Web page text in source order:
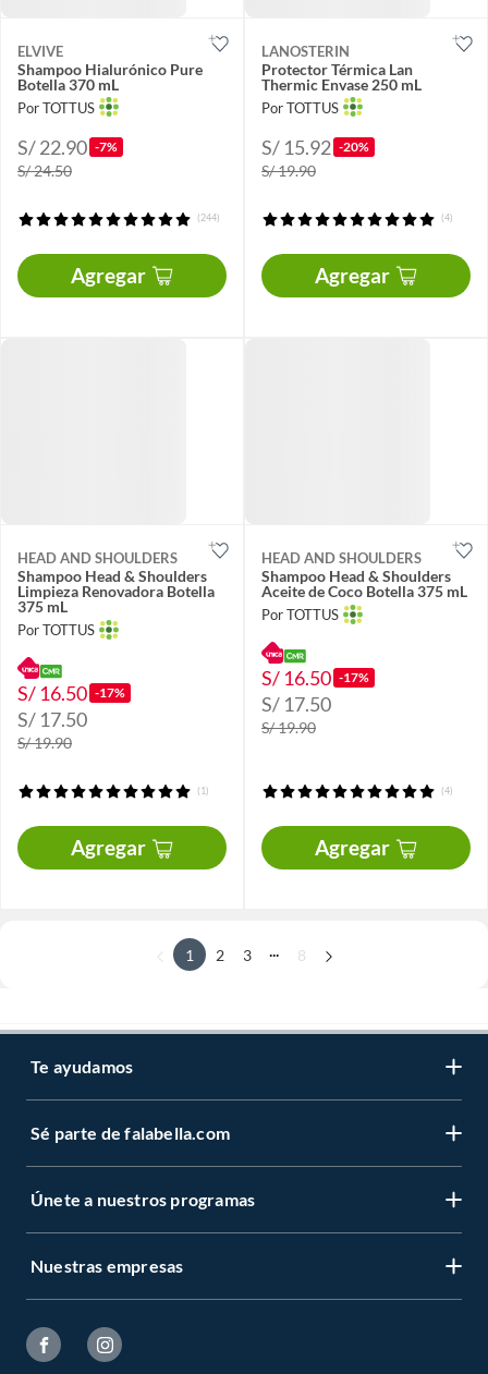
ELVIVE
Shampoo Hialurónico Pure
Botella 370 mL
Por TOTTUS
S/ 22.90 -7%
S/ 24.50
(244)
Agregar
LANOSTERIN
Protector Térmica Lan
Thermic Envase 250 mL
Por TOTTUS
S/ 15.92 -20%
S/ 19.90
(4)
Agregar
HEAD AND SHOULDERS
Shampoo Head & Shoulders
Limpieza Renovadora Botella
375 mL
Por TOTTUS
S/ 16.50 -17%
S/ 17.50
S/ 19.90
(1)
Agregar
HEAD AND SHOULDERS
Shampoo Head & Shoulders
Aceite de Coco Botella 375 mL
Por TOTTUS
S/ 16.50 -17%
S/ 17.50
S/ 19.90
(4)
Agregar
1 2 3 8
Te ayudamos
Sé parte de falabella.com
Únete a nuestros programas
Nuestras empresas